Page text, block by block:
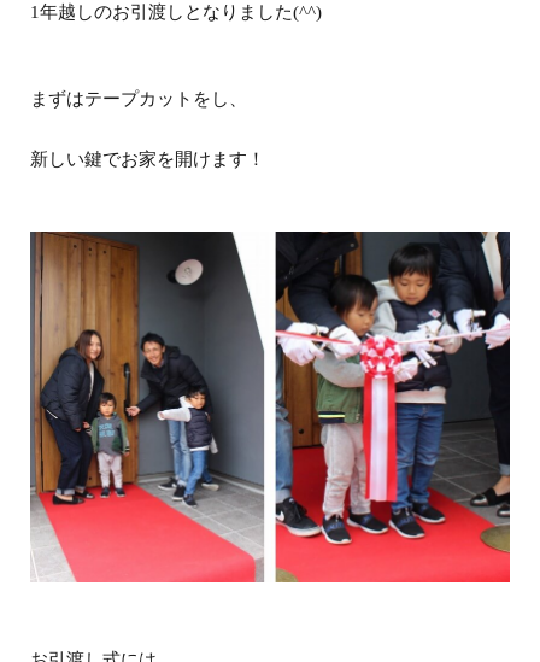
1年越しのお引渡しとなりました(^^)
まずはテープカットをし、
新しい鍵でお家を開けます！